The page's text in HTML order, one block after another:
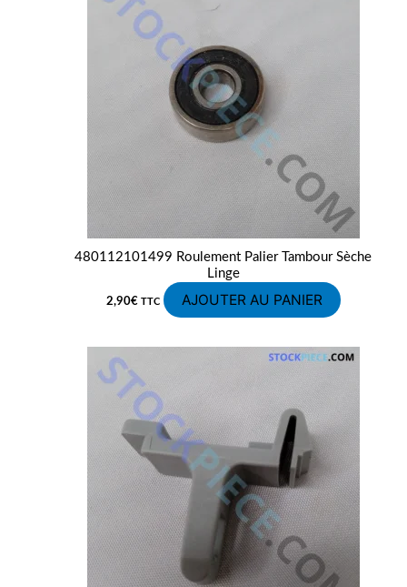
480112101499 Roulement Palier Tambour Sèche
Linge
2,90€ TTC AJOUTER AU PANIER